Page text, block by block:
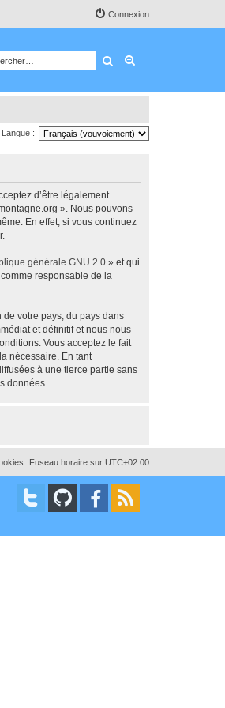
Connexion
Rechercher
Langue :
d’être légalement
». Nous pouvons
En effet, si vous continuez
générale GNU 2.0 » et qui
responsable de la
votre pays, du pays dans
et définitif et nous nous
Vous acceptez le fait
nécessaire. En tant
à une tierce partie sans
données.
Fuseau horaire sur UTC+02:00